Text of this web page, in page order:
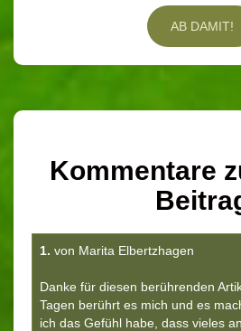
Kommentare
1. von Marita Elbertzhagen
Danke für diesen berührenden
Tagen berührt es mich und es
ich das Gefühl habe, dass vieles